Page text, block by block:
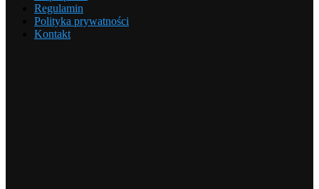
Regulamin
Polityka prywatności
Kontakt